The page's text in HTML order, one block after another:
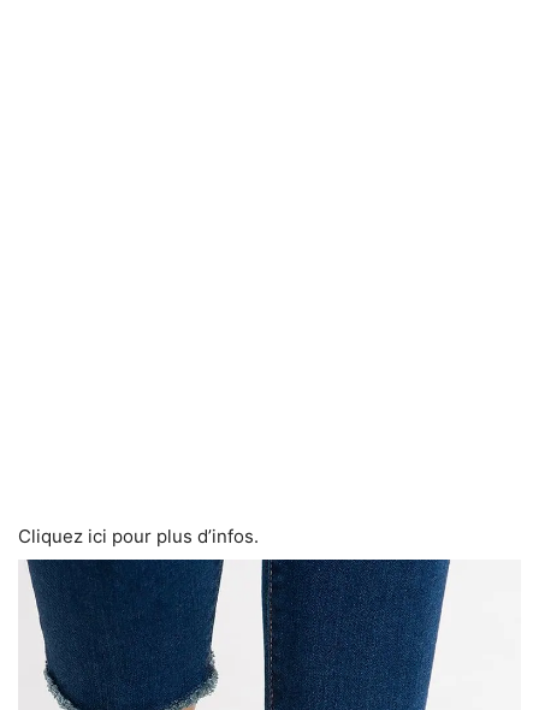
Cliquez ici pour plus d’infos.